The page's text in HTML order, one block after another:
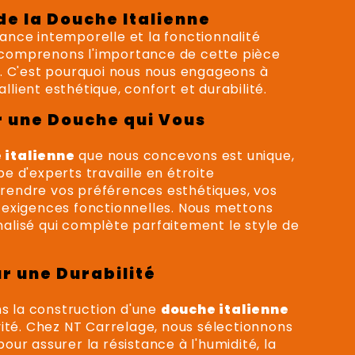
la Douche Italienne
intemporelle et la fonctionnalité
l'importance de cette pièce
pourquoi nous nous engageons à
esthétique, confort et durabilité.
Douche qui Vous
italienne que nous concevons est unique,
d'experts travaille en étroite
vos préférences esthétiques, vos
fonctionnelles. Nous mettons
qui complète parfaitement le style de
une Durabilité
la construction d'une douche italienne
Chez NT Carrelage, nous sélectionnons
assurer la résistance à l'humidité, la